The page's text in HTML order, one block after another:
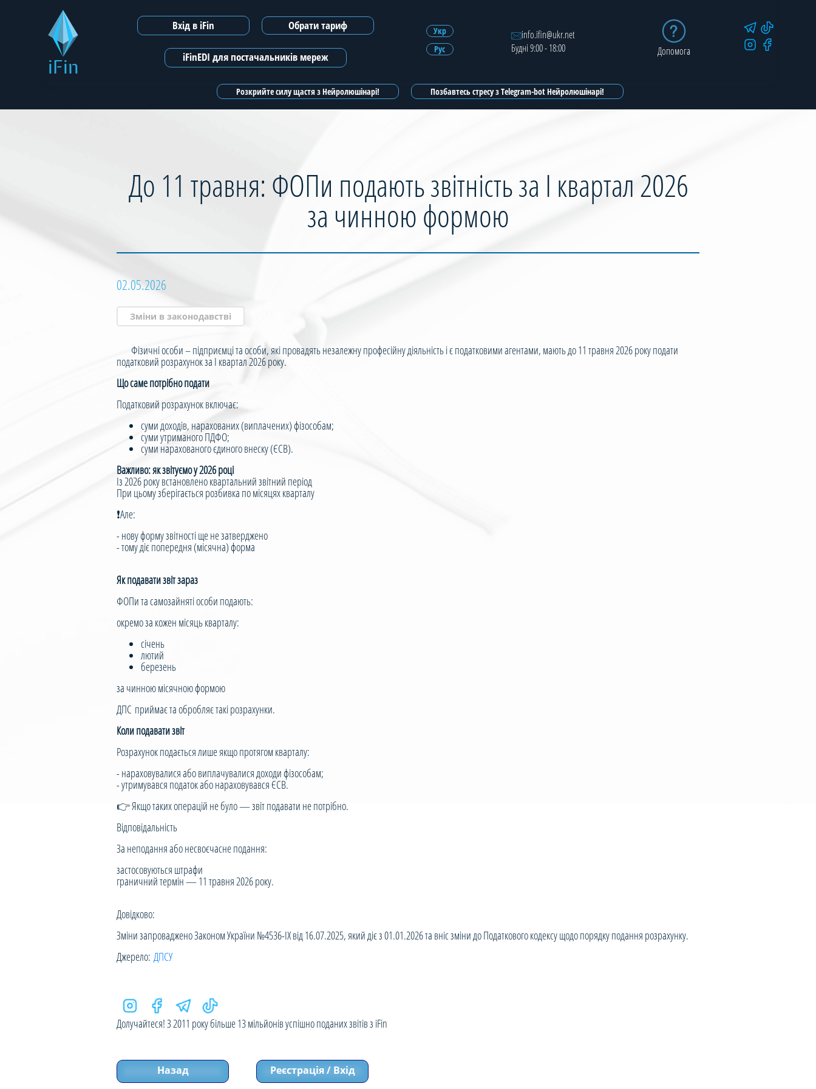
iFin
Вхід в iFin Обрати тариф
iFinEDI для постачальників мереж
Укр
Рус
info.ifin@ukr.net
Будні 9:00 - 18:00
Допомога
Розкрийте силу щастя з Нейролюшінарі! Позбавтесь стресу з Telegram-bot Нейролюшінарі!
Зареєструватись
Зареєструватись з ЕЦП
До 11 травня: ФОПи подають звітність за І квартал 2026
за чинною формою
02.05.2026
Зміни в законодавстві
Фізичні особи – підприємці та особи, які провадять незалежну професійну діяльність і є податковими агентами, мають до 11 травня 2026 року подати
податковий розрахунок за І квартал 2026 року.
Що саме потрібно подати
Податковий розрахунок включає:
суми доходів, нарахованих (виплачених) фізособам;
суми утриманого ПДФО;
суми нарахованого єдиного внеску (ЄСВ).
Важливо: як звітуємо у 2026 році
Із 2026 року встановлено квартальний звітний період
При цьому зберігається розбивка по місяцях кварталу
❗️Але:
- нову форму звітності ще не затверджено
- тому діє попередня (місячна) форма
Як подавати звіт зараз
ФОПи та самозайняті особи подають:
окремо за кожен місяць кварталу:
січень
лютий
березень
за чинною місячною формою
ДПС приймає та обробляє такі розрахунки.
Коли подавати звіт
Розрахунок подається лише якщо протягом кварталу:
- нараховувалися або виплачувалися доходи фізособам;
- утримувався податок або нараховувався ЄСВ.
👉 Якщо таких операцій не було — звіт подавати не потрібно.
Відповідальність
За неподання або несвоєчасне подання:
застосовуються штрафи
граничний термін — 11 травня 2026 року.
Довідково:
Зміни запроваджено Законом України №4536-IX від 16.07.2025, який діє з 01.01.2026 та вніс зміни до Податкового кодексу щодо порядку подання розрахунку.
Джерело: ДПСУ
Долучайтеся! З 2011 року більше 13 мільйонів успішно поданих звітів з iFin
Назад Реєстрація / Вхід